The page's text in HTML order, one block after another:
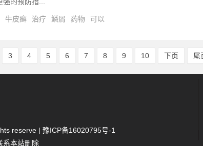
牛皮癣 治疗 鳞屑 药物 可以
3 4 5 6 7 8 9 10 下页 尾
reserve | 豫ICP备16020795号-1
系本站删除